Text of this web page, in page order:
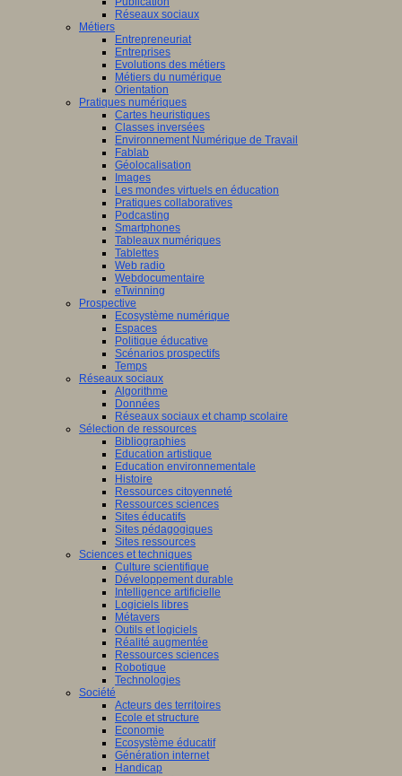
Réseaux sociaux
Métiers
Entrepreneuriat
Entreprises
Evolutions des métiers
Métiers du numérique
Orientation
Pratiques numériques
Cartes heuristiques
Classes inversées
Environnement Numérique de Travail
Fablab
Géolocalisation
Images
Les mondes virtuels en éducation
Pratiques collaboratives
Podcasting
Smartphones
Tableaux numériques
Tablettes
Web radio
Webdocumentaire
eTwinning
Prospective
Ecosystème numérique
Espaces
Politique éducative
Scénarios prospectifs
Temps
Réseaux sociaux
Algorithme
Données
Réseaux sociaux et champ scolaire
Sélection de ressources
Bibliographies
Education artistique
Education environnementale
Histoire
Ressources citoyenneté
Ressources sciences
Sites éducatifs
Sites pédagogiques
Sites ressources
Sciences et techniques
Culture scientifique
Développement durable
Intelligence artificielle
Logiciels libres
Métavers
Outils et logiciels
Réalité augmentée
Ressources sciences
Robotique
Technologies
Société
Acteurs des territoires
Ecole et structure
Economie
Ecosystème éducatif
Génération internet
Handicap